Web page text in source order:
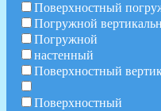
Поверхностный
Погружной
Погружной
настенный
Поверхностный
Поверхностный